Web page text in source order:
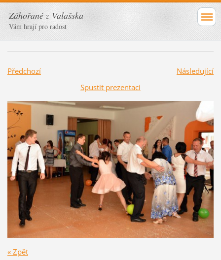
Záhořané z Valašska
Vám hrají pro radost
Předchozí
Následující
Spustit prezentaci
« Zpět